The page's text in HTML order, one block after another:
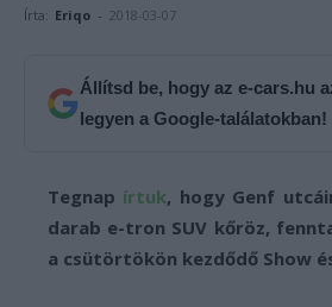
Írta: Eriqo - 2018-03-07
Állítsd be, hogy az e-cars.hu
legyen a Google-találatokban!
Tegnap írtuk, hogy Genf
darab e-tron SUV kőröz,
a csütörtökön kezdődő Show